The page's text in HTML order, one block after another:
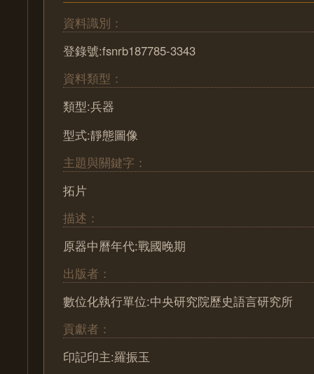
資料識別：
登錄號:fsnrb187785-3343
資料類型：
類型:兵器
型式:靜態圖像
主題與關鍵字：
拓片
描述：
原器中曆年代:戰國晚期
出版者：
數位化執行單位:中央研究院歷史語言研究所
貢獻者：
印記印主:羅振玉